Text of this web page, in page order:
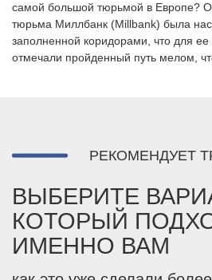
самой большой тюрьмой в Европе?
тюрьма Миллбанк (Millbank) была
заполненной коридорами, что для ее
отмечали пройденный путь мелом,
РЕКОМЕНДУЕТ
ВЫБЕРИТЕ
КОТОРЫЙ
ИМЕННО ВАМ